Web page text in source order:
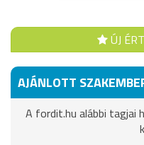
ÚJ
AJÁNLOTT
A fordit.hu alábbi tagjai